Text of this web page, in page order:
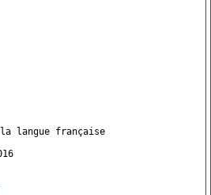
langue française